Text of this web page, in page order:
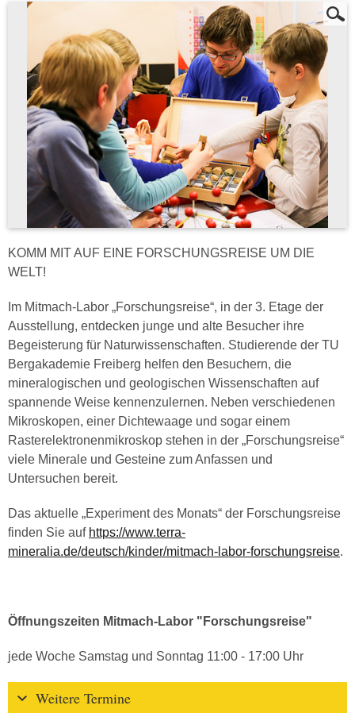
KOMM MIT AUF EINE FORSCHUNGSREISE UM DIE
WELT!
Im Mitmach-Labor „Forschungsreise“, in der 3. Etage der
Ausstellung, entdecken junge und alte Besucher ihre
Begeisterung für Naturwissenschaften. Studierende der TU
Bergakademie Freiberg helfen den Besuchern, die
mineralogischen und geologischen Wissenschaften auf
spannende Weise kennenzulernen. Neben verschiedenen
Mikroskopen, einer Dichtewaage und sogar einem
Rasterelektronenmikroskop stehen in der „Forschungsreise“
viele Minerale und Gesteine zum Anfassen und
Untersuchen bereit.
Das aktuelle „Experiment des Monats“ der Forschungsreise
finden Sie auf https://www.terra-
mineralia.de/deutsch/kinder/mitmach-labor-forschungsreise.
Öffnungszeiten Mitmach-Labor "Forschungsreise"
jede Woche Samstag und Sonntag 11:00 - 17:00 Uhr
Weitere Termine